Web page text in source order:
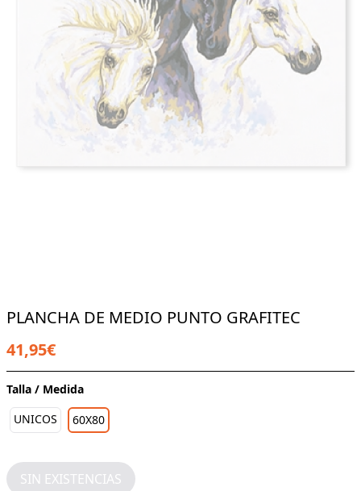
PLANCHA DE MEDIO PUNTO GRAFITEC
41,95€
Talla / Medida
UNICOS
60X80
SIN EXISTENCIAS